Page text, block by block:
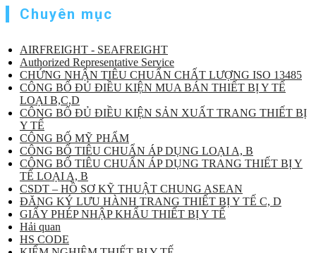
Chuyên mục
AIRFREIGHT - SEAFREIGHT
Authorized Representative Service
CHỨNG NHẬN TIÊU CHUẨN CHẤT LƯỢNG ISO 13485
CÔNG BỐ ĐỦ ĐIỀU KIỆN MUA BÁN THIẾT BỊ Y TẾ
LOẠI B,C,D
CÔNG BỐ ĐỦ ĐIỀU KIỆN SẢN XUẤT TRANG THIẾT BỊ
Y TẾ
CÔNG BỐ MỸ PHẨM
CÔNG BỐ TIÊU CHUẨN ÁP DỤNG LOẠI A, B
CÔNG BỐ TIÊU CHUẨN ÁP DỤNG TRANG THIẾT BỊ Y
TẾ LOẠI A, B
CSDT – HỒ SƠ KỸ THUẬT CHUNG ASEAN
ĐĂNG KÝ LƯU HÀNH TRANG THIẾT BỊ Y TẾ C, D
GIẤY PHÉP NHẬP KHẨU THIẾT BỊ Y TẾ
Hải quan
HS CODE